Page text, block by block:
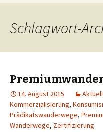
Schlagwort-
14. August 2015
Kommerzialisierung,
Prädikatswanderwege,
Wanderwege, Zertifizierung